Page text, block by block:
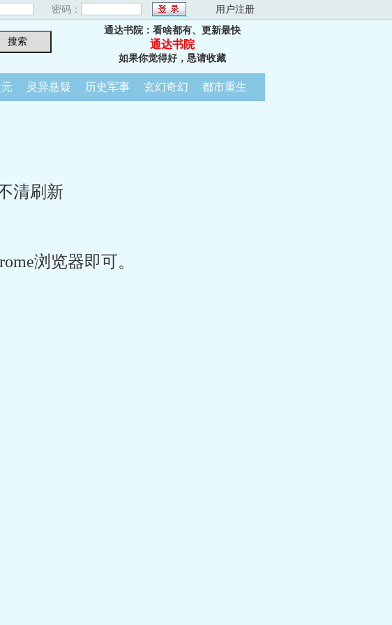
密码： 用户注册
通达书院：看啥都有、更新最快
通达书院
如果你觉得好，恳请收藏
灵异悬疑 历史军事 玄幻奇幻 都市重生
清刷新
浏览器即可。